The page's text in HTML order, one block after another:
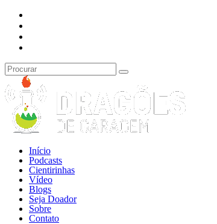
Início
Podcasts
Cientirinhas
Vídeo
Blogs
Seja Doador
Sobre
Contato